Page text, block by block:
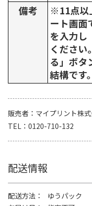
備考
※11点以
ート画面
を入力し
ください
る」ボタ
結構です。
販売者
マイプリント株
TEL
0120-710-132
配送情報
配送方法
ゆうパック